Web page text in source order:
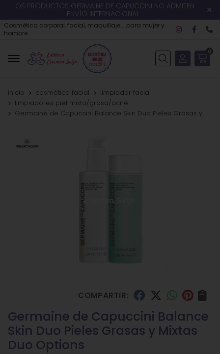
LOS PRODUCTOS GERMAINE DE CAPUCCINI NO ADMITEN
ENVÍO INTERNACIONAL
Cosmética corporal, facial, maquillaje... para mujer y
hombre
Buscar
0
inicio cosmética facial
limpiador facial
limpiadores piel mixta/grasa/acné
Germaine de Capuccini Balance Skin Duo Pieles Grasas y Mixtas Duo Options
COMPARTIR:
Germaine de Capuccini Balance
Skin Duo Pieles Grasas y Mixtas
Duo Options